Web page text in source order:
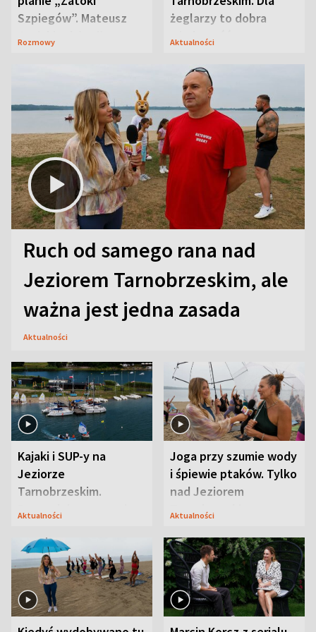
Szpiegów”. Mateusz
Janicki odsłonił
Rozmowy
żeglarzy to dobra
wiadomość
Aktualności
Ruch od samego rana nad
Jeziorem Tarnobrzeskim, ale
ważna jest jedna zasada
Aktualności
Kajaki i SUP-y na
Jeziorze
Tarnobrzeskim.
Przyrodnicy zwracają
Aktualności
Joga przy szumie wody
i śpiewie ptaków. Tylko
nad Jeziorem
Tarnobrzeskim
Aktualności